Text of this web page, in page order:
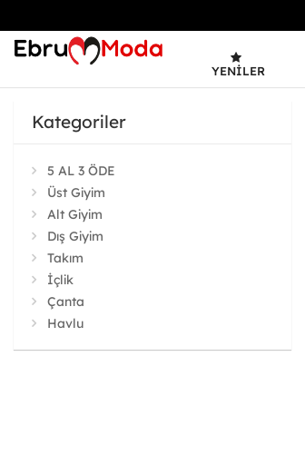
YENILER
Kategoriler
5 AL 3 ÖDE
Üst Giyim
Alt Giyim
Dış Giyim
Takım
İçlik
Çanta
Havlu